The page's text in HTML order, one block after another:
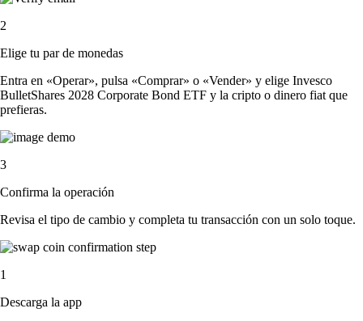
2
Elige tu par de monedas
Entra en «Operar», pulsa «Comprar» o «Vender» y elige Invesco
BulletShares 2028 Corporate Bond ETF y la cripto o dinero fiat que
prefieras.
3
Confirma la operación
Revisa el tipo de cambio y completa tu transacción con un solo toque.
1
Descarga la app